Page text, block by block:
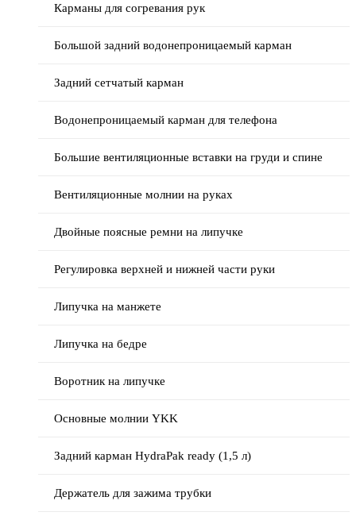
Карманы для согревания рук
Большой задний водонепроницаемый карман
Задний сетчатый карман
Водонепроницаемый карман для телефона
Большие вентиляционные вставки на груди и спине
Вентиляционные молнии на руках
Двойные поясные ремни на липучке
Регулировка верхней и нижней части руки
Липучка на манжете
Липучка на бедре
Воротник на липучке
Основные молнии YKK
Задний карман HydraPak ready (1,5 л)
Держатель для зажима трубки